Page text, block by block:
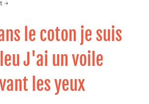
le coton je suis
J'ai un voile
les yeux